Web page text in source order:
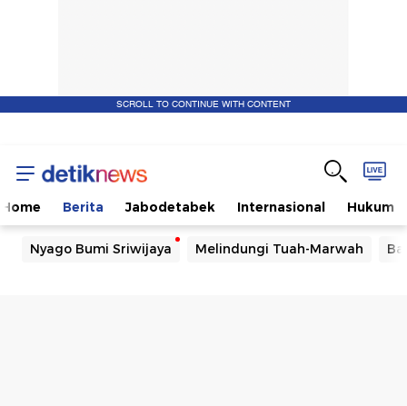
SCROLL TO CONTINUE WITH CONTENT
Home Berita Jabodetabek Internasional Hukum
Nyago Bumi Sriwijaya Melindungi Tuah-Marwah